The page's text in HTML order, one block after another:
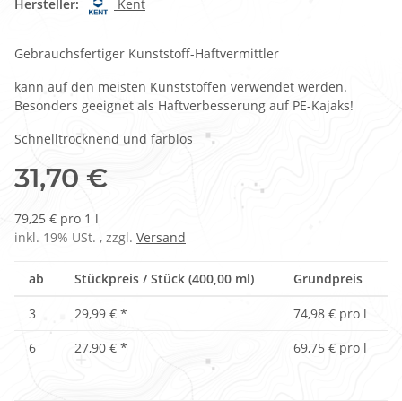
Hersteller:
Kent
Gebrauchsfertiger Kunststoff-Haftvermittler
kann auf den meisten Kunststoffen verwendet werden.
Besonders geeignet als Haftverbesserung auf PE-Kajaks!
Schnelltrocknend und farblos
31,70 €
79,25 € pro 1 l
inkl. 19% USt. , zzgl. Versand
ab Stückpreis / Stück (400,00 ml) Grundpreis
3 29,99 € *
74,98 € pro l
6
27,90 € * 69,75 € pro l